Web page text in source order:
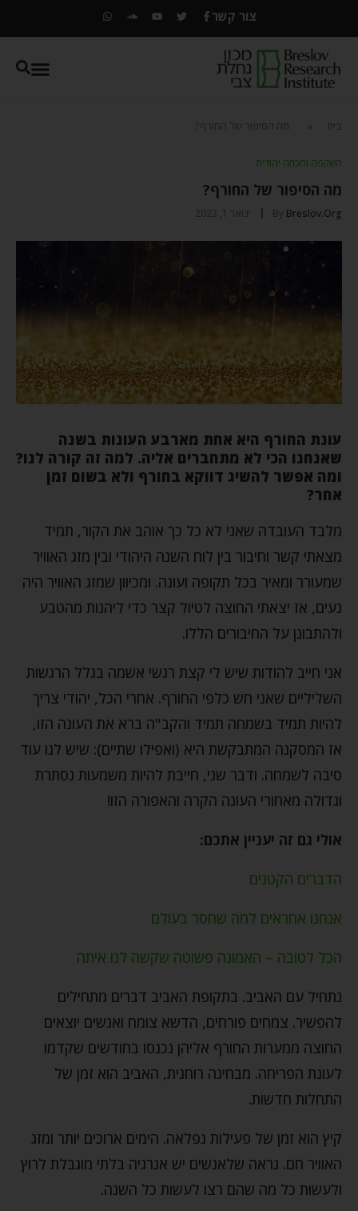
צור קשר
» מה הסיפור של החורף?
השקפה וחכמה יהודית
מה הסיפור של החורף?
ByBreslov.org ינואר 1, 2023
עונת החורף היא אחת מארבע העונות בשנה
שאנחנו הכי לא מתחברים אליה. למה זה קורה לנו?
ומה אפשר להשיג דווקא בחורף ולא בשום זמן
אחר?
מלבד העובדה שאני לא כל כך אוהב את הקור, תמיד
מצאתי קשר וחיבור בין לוח השנה היהודי ובין מזג האוויר
שמעורר ומאיר בכל תקופה ועונה. ומכיוון שמזג האוויר היה
נעים, אז יצאתי החוצה לטיול קצר כדי ליהנות מהטבע
ולהתבונן על החיבורים הללו.
אני חייב להודות שיש לי קצת רגשי אשמה בגלל הרגשות
השליליים שאני חש כלפי החורף. אחרי הכל, יהודי צריך
להיות תמיד בשמחה תמיד והקב"ה ברא את העונה הזו,
אז המסקנה המתבקשת היא (ואפילו שתיים): שיש לנו עוד
סיבה לשמחה. ודבר שני, חייבת להיות משמעות נסתרת
וגדולה מאחורי העונה הקרה והאפורה הזו!
אולי גם זה יעניין אתכם:
הדברים הקטנים
אנחנו אחראים למה שחסר בעולם
הכל לטובה – האמונה פשוטה שקשה לנו איתה
נתחיל עם האביב. בתקופת האביב דברים מתחילים
להפשיר. צמחים פורחים, הדשא צומח ואנשים יוצאים
החוצה ממערות החורף אליהן נכנסו בחודשים שקדמו
לעונת הפריחה. מבחינה רוחנית, האביב הוא זמן של
התחלות חדשות.
קיץ הוא זמן של פעילות נפלאה. הימים ארוכים יותר ומזג
האוויר חם. נראה שלאנשים יש אנרגיה בלתי מוגבלת לרוץ
ולעשות כל מה שהם רצו לעשות כל השנה.